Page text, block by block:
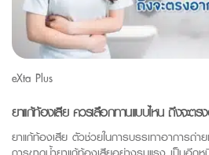
eXta Plus
ยาแก้ท้องเสีย ควรเลือกทานแบบไหน ถึงจะตร
ยาแก้ท้องเสีย ตัวช่วยในการบรรเทาอาการถ่